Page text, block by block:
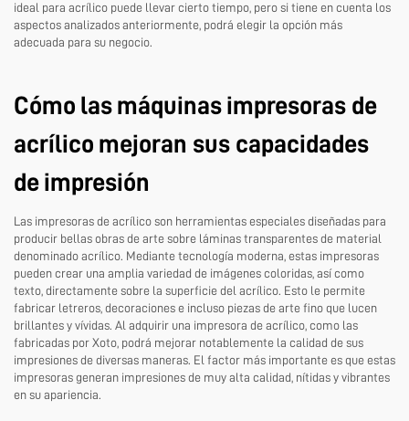
ideal para acrílico puede llevar cierto tiempo, pero si tiene en cuenta los
aspectos analizados anteriormente, podrá elegir la opción más
adecuada para su negocio.
Cómo las máquinas impresoras de
acrílico mejoran sus capacidades
de impresión
Las impresoras de acrílico son herramientas especiales diseñadas para
producir bellas obras de arte sobre láminas transparentes de material
denominado acrílico. Mediante tecnología moderna, estas impresoras
pueden crear una amplia variedad de imágenes coloridas, así como
texto, directamente sobre la superficie del acrílico. Esto le permite
fabricar letreros, decoraciones e incluso piezas de arte fino que lucen
brillantes y vívidas. Al adquirir una impresora de acrílico, como las
fabricadas por Xoto, podrá mejorar notablemente la calidad de sus
impresiones de diversas maneras. El factor más importante es que estas
impresoras generan impresiones de muy alta calidad, nítidas y vibrantes
en su apariencia.